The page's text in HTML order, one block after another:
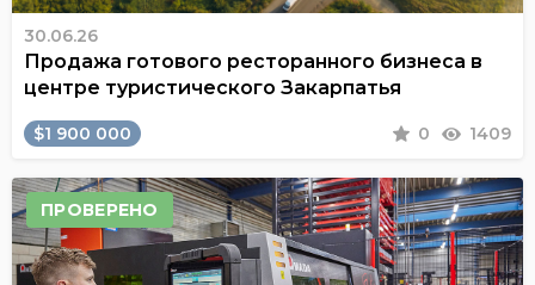
30.06.26
Продажа готового ресторанного бизнеса в
центре туристического Закарпатья
$1 900 000 0 1409
ПРОВЕРЕНО